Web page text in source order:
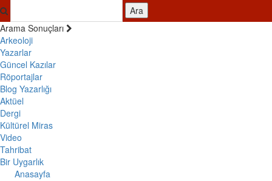
Ara
Arama Sonuçları
Arkeoloji
Yazarlar
Güncel Kazılar
Röportajlar
Blog Yazarlığı
Aktüel
Dergi
Kültürel Miras
Video
Tahribat
Bir Uygarlık
Anasayfa